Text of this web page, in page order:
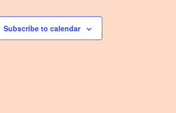
Subscribe to calendar